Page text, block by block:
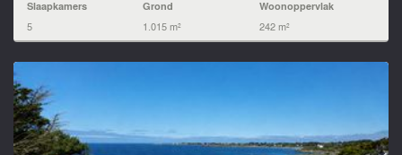
Slaapkamers
5
Grond
1.015 m²
Woonoppervlak
242 m²